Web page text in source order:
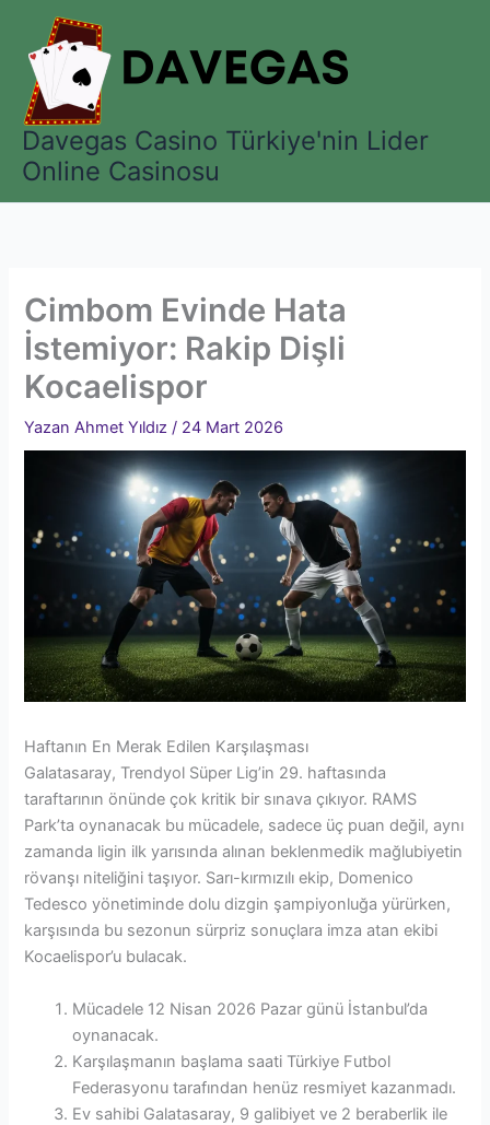
Davegas Casino Türkiye'nin Lider
Online Casinosu
Cimbom Evinde Hata
İstemiyor: Rakip Dişli
Kocaelispor
Yazan Ahmet Yıldız/ 24 Mart 2026
Haftanın En Merak Edilen Karşılaşması
Galatasaray, Trendyol Süper Lig’in 29. haftasında
taraftarının önünde çok kritik bir sınava çıkıyor. RAMS
Park’ta oynanacak bu mücadele, sadece üç puan değil, aynı
zamanda ligin ilk yarısında alınan beklenmedik mağlubiyetin
rövanşı niteliğini taşıyor. Sarı-kırmızılı ekip, Domenico
Tedesco yönetiminde dolu dizgin şampiyonluğa yürürken,
karşısında bu sezonun sürpriz sonuçlara imza atan ekibi
Kocaelispor’u bulacak.
Mücadele 12 Nisan 2026 Pazar günü İstanbul’da
oynanacak.
Karşılaşmanın başlama saati Türkiye Futbol
Federasyonu tarafından henüz resmiyet kazanmadı.
Ev sahibi Galatasaray, 9 galibiyet ve 2 beraberlik ile